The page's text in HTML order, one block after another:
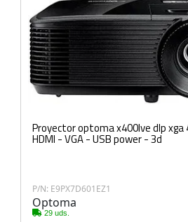
Proyector optoma x400lve dlp
HDMI - VGA - USB power - 3d
P/N: E9PX7D601EZ1
Optoma
29 uds.